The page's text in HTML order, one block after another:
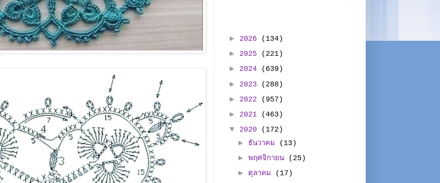
► 2026
(134)
► 2025
(221)
► 2024
(639)
► 2023
(288)
► 2022
(957)
► 2021
(463)
▼ 2020
(172)
► ธันวาคม
(13)
► พฤศจิกายน
(25)
► ตุลาคม
(17)